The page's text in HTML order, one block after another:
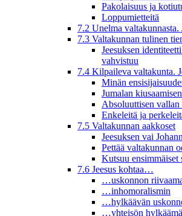
Pakolaisuus ja
Loppumietteitä
7.2 Unelma valtakunnasta.
7.3 Valtakunnan tulinen
Jeesuksen
vahvistuu
7.4 Kilpaileva valtakunta.
Minän
Jumalan
Absoluuttisen vallan
Enkeleitä ja
7.5 Valtakunnan aakkoset
Jeesuksen vai
Pettää valtakunnan
Kutsuu ensimmäiset
7.6 Jeesus kohtaa…
…uskonnon
…inhomoralismin
…hylkäävän
…yhteisön